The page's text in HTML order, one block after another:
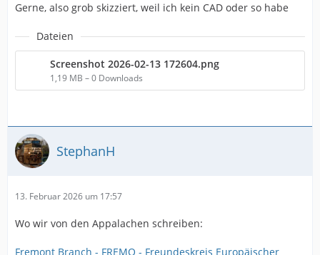
Gerne, also grob skizziert, weil ich kein CAD oder so habe
Dateien
Screenshot 2026-02-13 172604.png
1,19 MB – 0 Downloads
StephanH
13. Februar 2026 um 17:57
Wo wir von den Appalachen schreiben:
Fremont Branch - FREMO - Freundeskreis Europäischer